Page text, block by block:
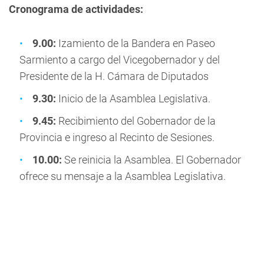
Cronograma de actividades:
9.00: Izamiento de la Bandera en Paseo
Sarmiento a cargo del Vicegobernador y del
Presidente de la H. Cámara de Diputados
9.30: Inicio de la Asamblea Legislativa.
9.45: Recibimiento del Gobernador de la
Provincia e ingreso al Recinto de Sesiones.
10.00: Se reinicia la Asamblea. El Gobernador
ofrece su mensaje a la Asamblea Legislativa.